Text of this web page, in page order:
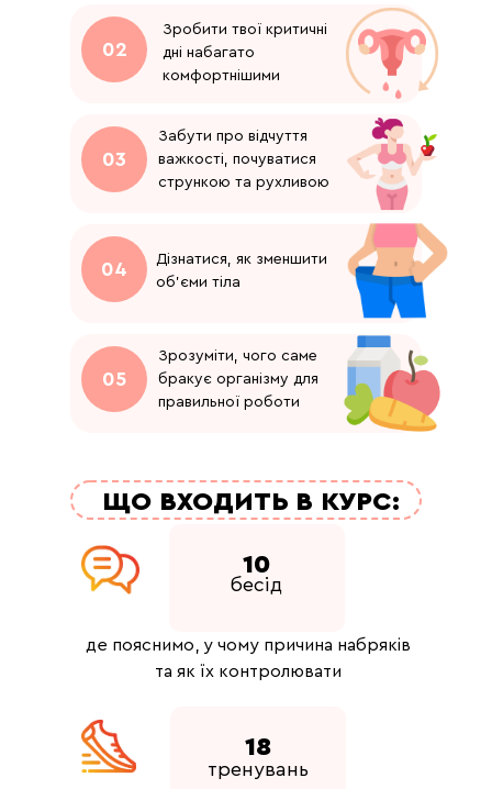
Зробити твої критичні
дні набагато
комфортнішими
02
Забути про відчуття
важкості, почуватися
стрункою та рухливою
03
Дізнатися, як зменшити
об’єми тіла
04
Зрозуміти, чого саме
бракує організму для
правильної роботи
05
ЩО ВХОДИТЬ В КУРС:
де пояснимо, у чому причина набряків
та як їх контролювати
18
тренувань
10
бесід